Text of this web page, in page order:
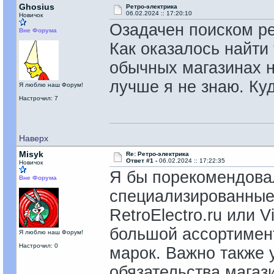
Ghosius
Новичок
Вне Форума
Я люблю наш Форум!
Настрочил: 7
Ретро-электрика
06.02.2024 :: 17:20:10
Озадачен поиском
Как оказалось
обычных магазинах
лучше я не знаю.
Наверх
Misyk
Новичок
Вне Форума
Я люблю наш Форум!
Настрочил: 0
Re: Ретро-электрика
Ответ #1 - 06.02.2024 :: 17:22:35
Я бы
RetroElectro.ru или
большой
марок. Важно также